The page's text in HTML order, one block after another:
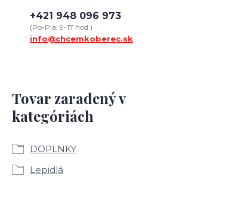
Tovar zaradený v
kategóriách
DOPLNKY
Lepidlá
+421 948 096 973
(Po-Pia, 9-17 hod.)
info@chcemkoberec.sk